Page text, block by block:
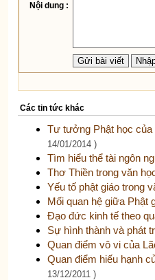
Nội dung :
Các tin tức khác
Tư tưởng Phật học của
14/01/2014 )
Tìm hiểu thể tài ngôn
Thơ Thiền trong văn
Yếu tố phật giáo trong
Mối quan hệ giữa Phật
Đạo đức kinh tế theo
Sự hình thành và phát
Quan điểm vô vi của
Quan điểm hiếu hạnh
13/12/2011 )